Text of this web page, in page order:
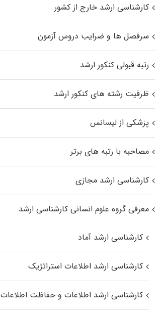
کارشناسی ارشد خارج از کشور
سرفصل ها و ضرایب دروس آزمون
رتبه قبولی کنکور ارشد
ظرفیت رشته های کنکور ارشد
پزشکی از لیسانس
مصاحبه با رتبه های برتر
کارشناسی ارشد مجازی
معرفی گروه علوم انسانی کارشناسی ارشد
کارشناسی ارشد آماد
کارشناسی ارشد اطلاعات استراتژیک
کارشناسی ارشد اطلاعات و حفاظت اطلاعات